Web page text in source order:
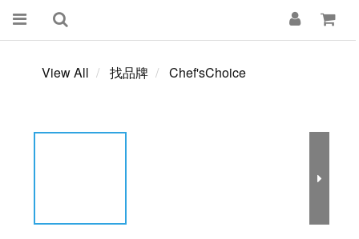
View All 找品牌 Chef'sChoice